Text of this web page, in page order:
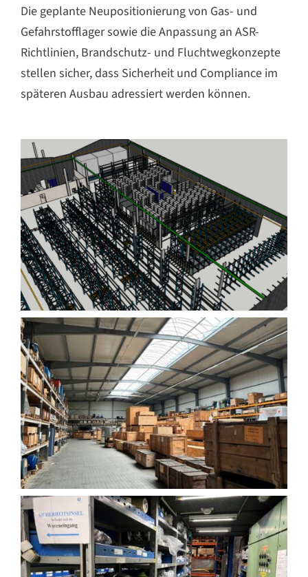
Die geplante Neupositionierung von Gas- und
Gefahrstofflager sowie die Anpassung an ASR-
Richtlinien, Brandschutz- und Fluchtwegkonzepte
stellen sicher, dass Sicherheit und Compliance im
späteren Ausbau adressiert werden können.